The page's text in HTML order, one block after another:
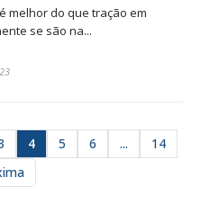
melhor do que tração em
se são na...
4 5 6 ...
14